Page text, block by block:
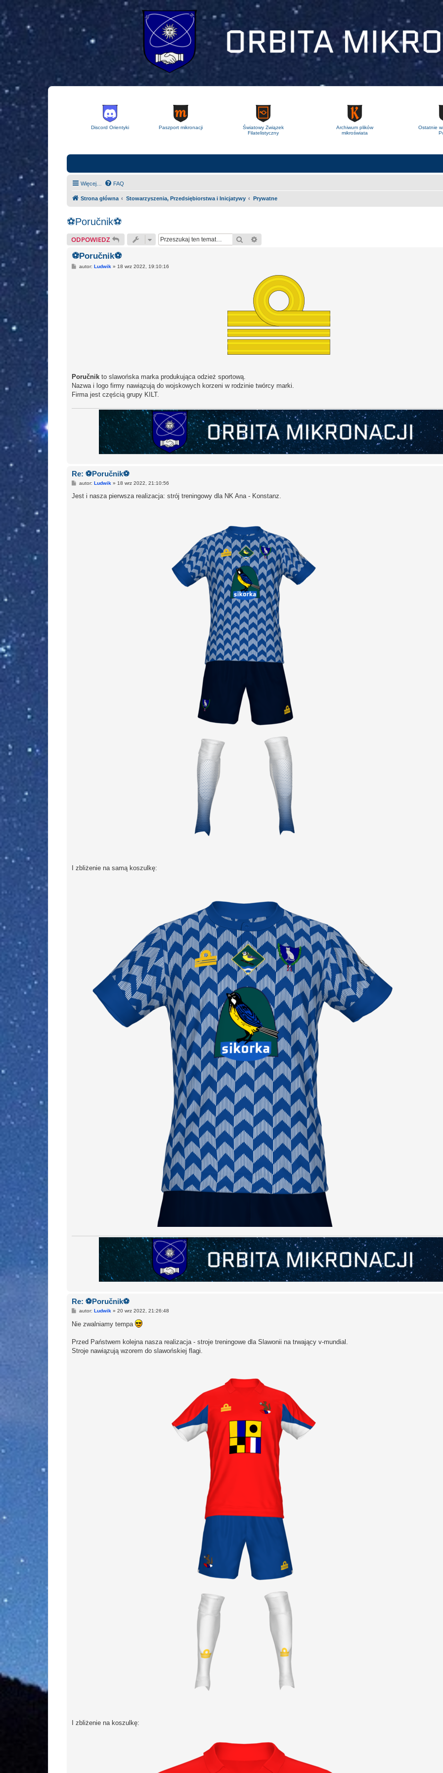
Discord Orientyki Paszport mikronacji
Światowy Związek
Filatelistyczny
Archiwum plików
mikroświata
Ostatnie
Więcej… FAQ
Strona główna Stowarzyszenia, Przedsiębiorstwa i Inicjatywy Prywatne
⚽Poručnik⚽
ODPOWIEDZ Szukaj
⚽Poručnik⚽
Pautor:Ludwik » 18 wrz 2022, 19:10:16
Poručnikto slawońska marka produkująca odzież sportową.
Nazwa i logo firmy nawiązują do wojskowych korzeni w rodzinie twórcy marki.
Firma jest częścią grupy KILT.
Re: ⚽Poručnik⚽
P
s
autor:Ludwik »18 wrz 2022, 21:10:56
Jest i nasza pierwsza realizacja: strój treningowy dla NK Ana - Konstanz.
I zbliżenie na samą koszulkę:
Re: ⚽Poručnik⚽
P
s
autor: Ludwik »20 wrz 2022, 21:26:48
Nie zwalniamy tempa
Przed Państwem kolejna nasza realizacja - stroje treningowe dla Slawonii na trwający v-mundial.
Stroje nawiązują wzorem do slawońskiej flagi.
I zbliżenie na koszulkę: